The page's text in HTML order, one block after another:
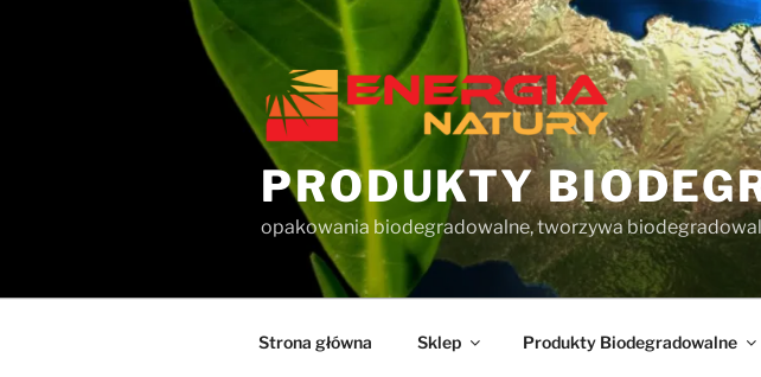
PRODUKTY
opakowania biodegradowalne, tworzywa
Strona główna Sklep Produkty Biodegradowalne